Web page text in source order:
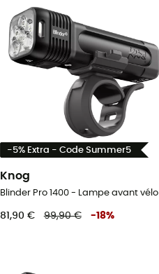
-5% Extra - Code Summer5
Knog
Blinder Pro 1400 - Lampe avant vélo
81,90 € 99,90 € -18%